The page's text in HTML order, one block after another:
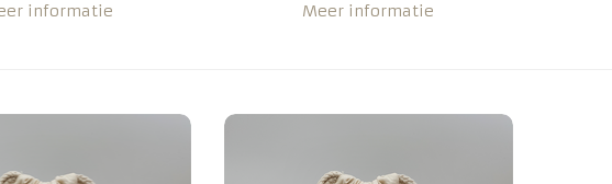
informatie Meer informatie